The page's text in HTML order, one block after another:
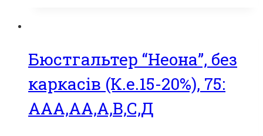
Бюстгальтер “Неона”, без
каркасів (К.е.15-20%), 75:
ААА,АА,А,В,С,Д